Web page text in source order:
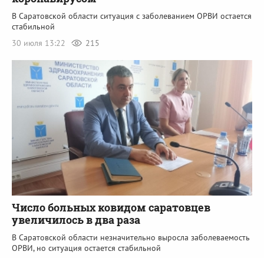
В Саратовской области ситуация с заболеванием ОРВИ остается
стабильной
30 июля 13:22
215
Число больных ковидом саратовцев
увеличилось в два раза
В Саратовской области незначительно выросла заболеваемость
ОРВИ, но ситуация остается стабильной